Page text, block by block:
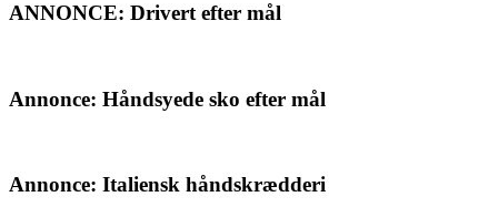
ANNONCE: Drivert efter mål
Annonce: Håndsyede sko efter mål
Annonce: Italiensk håndskrædderi